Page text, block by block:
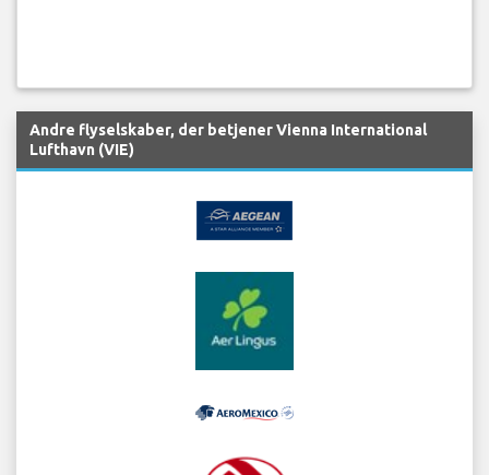
Andre flyselskaber, der betjener Vienna International
Lufthavn (VIE)